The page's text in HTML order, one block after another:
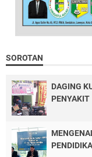
SOROTAN
DAGING
PENYAKIT